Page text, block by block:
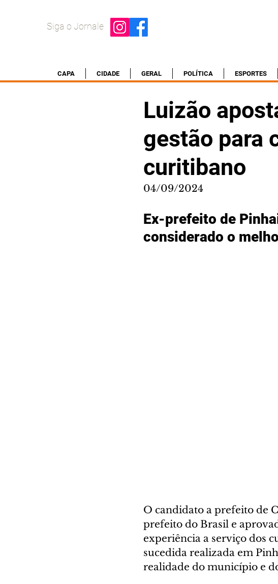
Siga o Jornale
CAPA CIDADE GERAL POLÍTICA ESPORTES
Luizão
gestão para
curitibano
04/09/2024
Ex-prefeito de
considerado o
O candidato a prefeito de
prefeito do Brasil e
experiência a serviço dos
sucedida realizada em
realidade do município e